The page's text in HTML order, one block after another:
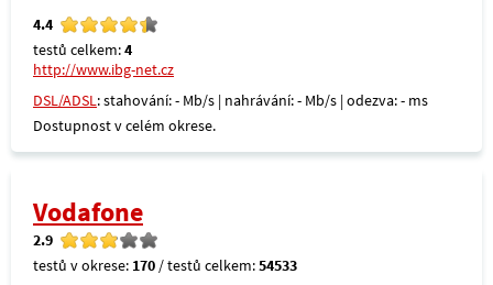
4.4
testů celkem:4
http://www.ibg-net.cz
DSL/ADSL: stahování: - Mb/s | nahrávání: - Mb/s | odezva: - ms
Dostupnost v celém okrese.
Vodafone
2.9
testů v okrese: 170 / testů celkem:54533